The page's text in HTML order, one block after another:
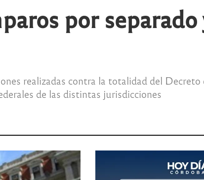
por separado
realizadas contra la totalidad del Decreto
de las distintas jurisdicciones